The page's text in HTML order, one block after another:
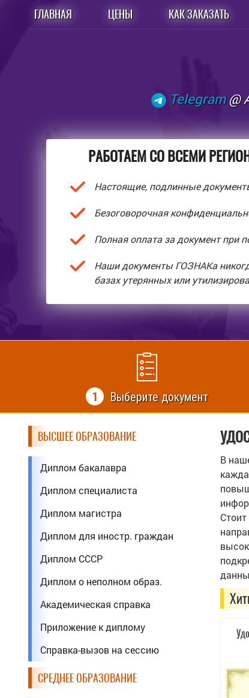
ГЛАВНАЯ ЦЕНЫ КАК ЗАКАЗАТЬ
Telegram @
РАБОТАЕМ СО ВСЕМИ
Настоящие, подлинные
Безоговорочная
Полная оплата за документ при
Наши документы ГОЗНАКа
базах утерянных или
1 Выберите документ
ВЫСШЕЕ ОБРАЗОВАНИЕ
Диплом бакалавра
Диплом специалиста
Диплом магистра
Диплом для иностр. граждан
Диплом СССР
Диплом о неполном образ.
Академическая справка
Приложение к диплому
Справка-вызов на сессию
СРЕДНЕЕ ОБРАЗОВАНИЕ
В